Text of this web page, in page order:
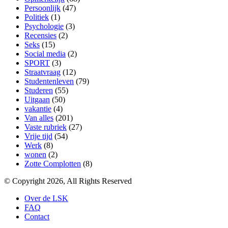
Persoonlijk (47)
Politiek (1)
Psychologie (3)
Recensies (2)
Seks (15)
Social media (2)
SPORT (3)
Straatvraag (12)
Studentenleven (79)
Studeren (55)
Uitgaan (50)
vakantie (4)
Van alles (201)
Vaste rubriek (27)
Vrije tijd (54)
Werk (8)
wonen (2)
Zotte Complotten (8)
© Copyright 2026, All Rights Reserved
Over de LSK
FAQ
Contact